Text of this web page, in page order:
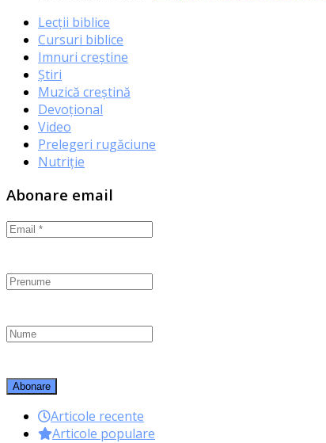
Lecții biblice
Cursuri biblice
Imnuri creștine
Știri
Muzică creștină
Devoțional
Video
Prelegeri rugăciune
Nutriție
Abonare email
Articole recente
Articole populare